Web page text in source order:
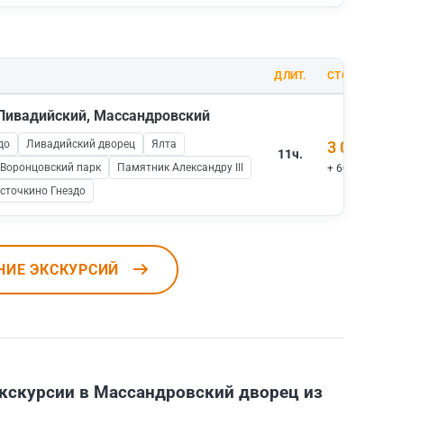
ДЛИТ. СТОИМОСТЬ
Массандровский
Ливадийский дворец
Ялта
Воронцовский парк
Памятник Александру III
Гнездо
11ч. 3 000 ₽
+ 600 ₽ вх.билеты
ЭКСКУРСИЙ
в Массандровский дворец из